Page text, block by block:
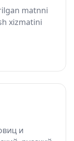
matnni
xizmatini
и